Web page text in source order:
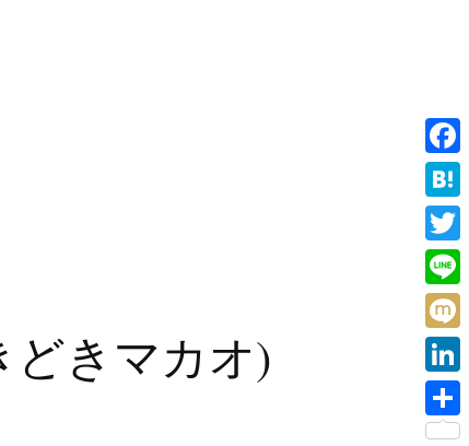
どきマカオ)
F
a
c
e
b
o
o
k
H
a
t
e
n
a
T
w
i
t
e
L
i
n
e
M
i
x
L
i
共